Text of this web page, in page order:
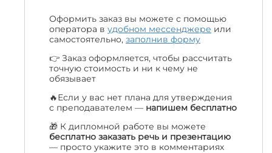
Оформить заказ вы можете с помощью
оператора в удобном мессенджере или
самостоятельно, заполнив форму
👉 Заказ оформляется, чтобы рассчитать
точную стоимость и ни к чему не
обязывает
🔥Если у вас нет плана для утверждения
с преподавателем — напишем бесплатно
🎁 К дипломной работе вы можете
бесплатно заказать речь и презентацию
— просто укажите это в комментариях